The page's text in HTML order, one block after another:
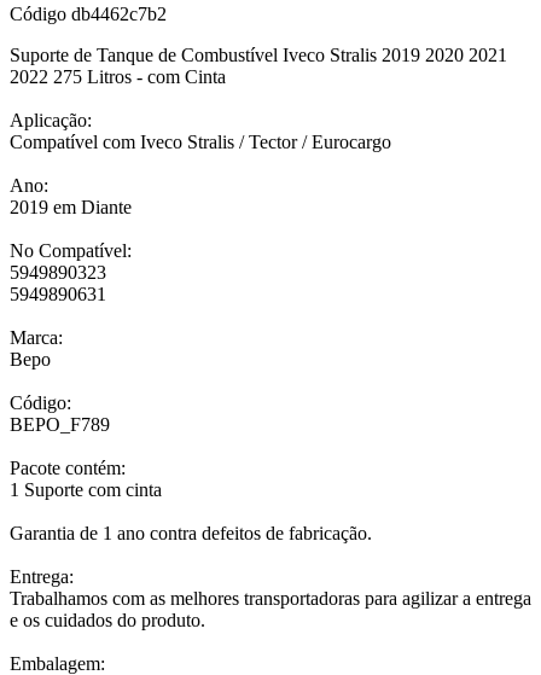
Código db4462c7b2
Suporte de Tanque de Combustível Iveco Stralis 2019 2020 2021
2022 275 Litros - com Cinta
Aplicação:
Compatível com Iveco Stralis / Tector / Eurocargo
Ano:
2019 em Diante
No Compatível:
5949890323
5949890631
Marca:
Bepo
Código:
BEPO_F789
Pacote contém:
1 Suporte com cinta
Garantia de 1 ano contra defeitos de fabricação.
Entrega:
Trabalhamos com as melhores transportadoras para agilizar a entrega
e os cuidados do produto.
Embalagem: